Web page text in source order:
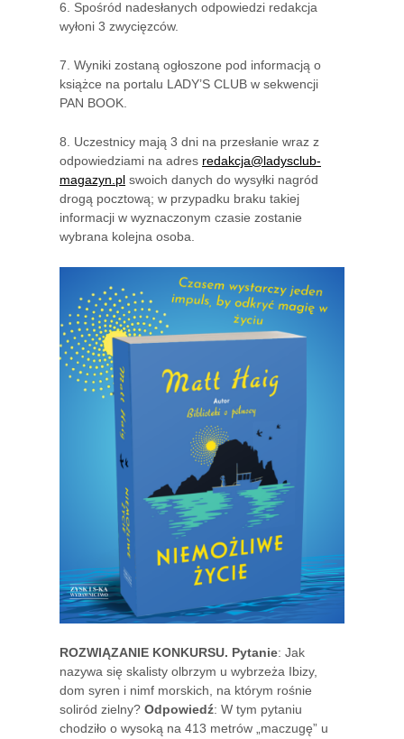
6. Spośród nadesłanych odpowiedzi redakcja
wyłoni 3 zwycięzców.
7. Wyniki zostaną ogłoszone pod informacją o
książce na portalu LADY’S CLUB w sekwencji
PAN BOOK.
8. Uczestnicy mają 3 dni na przesłanie wraz z
odpowiedziami na adres redakcja@ladysclub-
magazyn.pl swoich danych do wysyłki nagród
drogą pocztową; w przypadku braku takiej
informacji w wyznaczonym czasie zostanie
wybrana kolejna osoba.
ROZWIĄZANIE KONKURSU. Pytanie: Jak
nazywa się skalisty olbrzym u wybrzeża Ibizy,
dom syren i nimf morskich, na którym rośnie
soliród zielny? Odpowiedź: W tym pytaniu
chodziło o wysoką na 413 metrów „maczugę” u